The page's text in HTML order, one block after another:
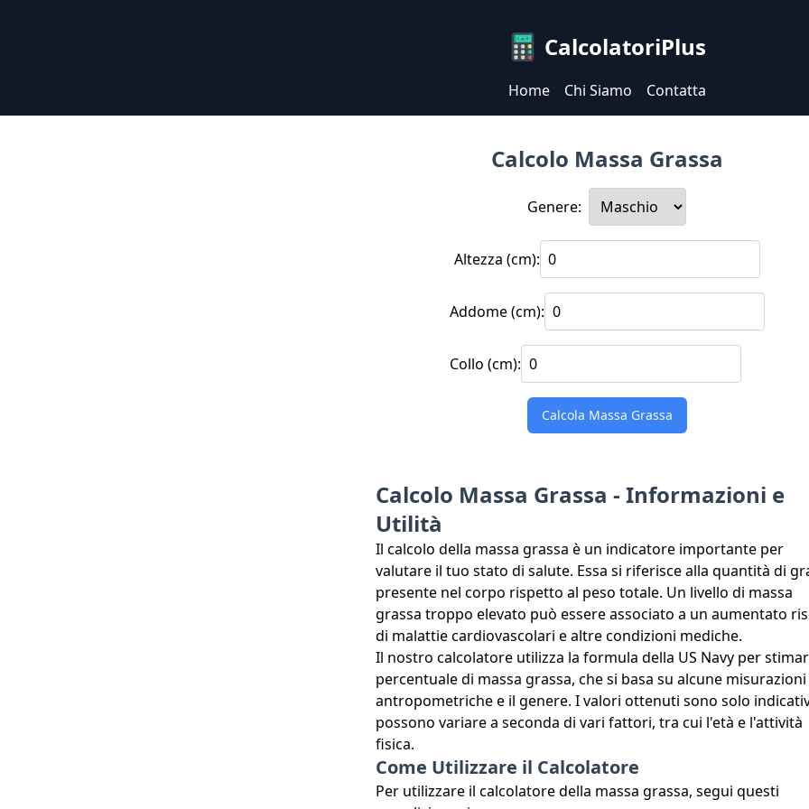
CalcolatoriPlus
Home Chi Siamo Contatta
Calcolo Massa Grassa
Genere:
Altezza (cm):
Addome (cm):
Collo (cm):
Calcola Massa Grassa
Calcolo Massa Grassa - Informazioni e
Utilità
Il calcolo della massa grassa è un indicatore importante per
valutare il tuo stato di salute. Essa si riferisce alla quantità di
presente nel corpo rispetto al peso totale. Un livello di massa
grassa troppo elevato può essere associato a un aumentato
di malattie cardiovascolari e altre condizioni mediche.
Il nostro calcolatore utilizza la formula della US Navy per
percentuale di massa grassa, che si basa su alcune misurazioni
antropometriche e il genere. I valori ottenuti sono solo
possono variare a seconda di vari fattori, tra cui l'età e l'attività
fisica.
Come Utilizzare il Calcolatore
Per utilizzare il calcolatore della massa grassa, segui questi